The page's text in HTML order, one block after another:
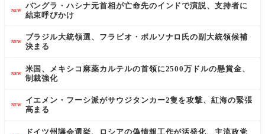
NEW
バングラ・ハシナ元首相が亡命先のインドで演説、支持者に
結束呼びかけ
NEW
ブラジル大統領選、フラビオ・ボルソナロ氏の副大統領候補
決まる
NEW
米国、メキシコ麻薬カルテルの首領に2500万ドルの懸賞金、
制裁強化
NEW
イエメン・フーシ派がサウジタンカー2隻を攻撃、紅海の緊張
高まる
ドイツ州議会選挙、ロシアの偽情報工作が活発化、主流政党